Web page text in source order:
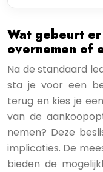
Wat gebeurt
overnemen of
Na de standaard
sta je voor een
terug en kies je
van de
nemen? Deze
implicaties. De
bieden de